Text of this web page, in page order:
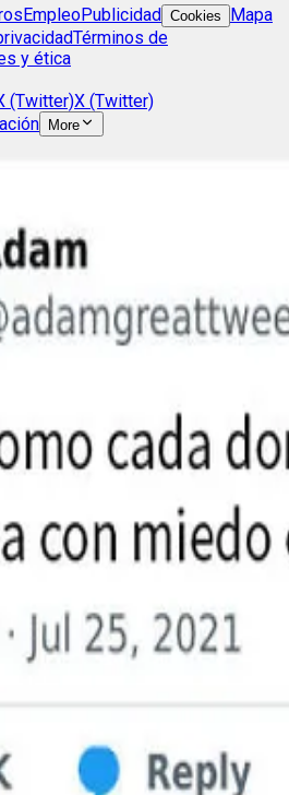
EmpleoPublicidad Cookies
Mapa
Términos de
y ética
X (Twitter)
More